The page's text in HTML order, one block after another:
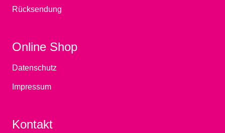
Rücksendung
Online Shop
Datenschutz
Impressum
Kontakt